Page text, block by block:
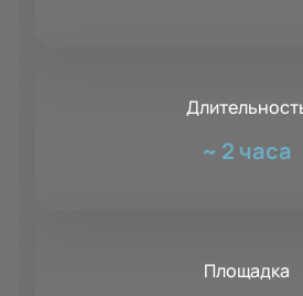
~ 2 часа
Площадка